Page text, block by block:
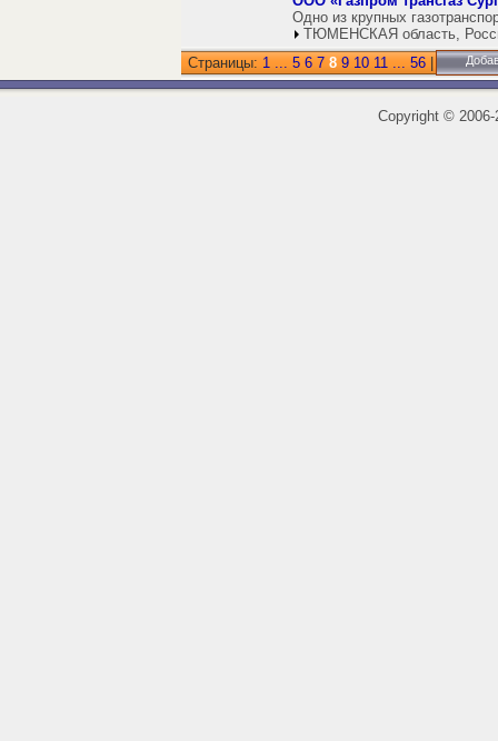
Одно из крупных
ТЮМЕНСКАЯ область,
Страницы: 1 ... 5 6 7 8 9 10 11 ... 56
Copyright ©